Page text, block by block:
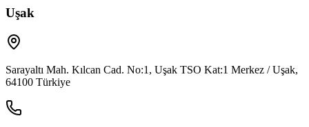
Uşak
Sarayaltı Mah. Kılcan Cad. No:1, Uşak TSO Kat:1 Merkez / Uşak,
64100 Türkiye